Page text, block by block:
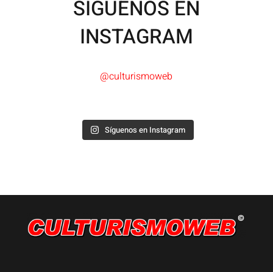
SÍGUENOS EN
INSTAGRAM
@culturismoweb
Síguenos en Instagram